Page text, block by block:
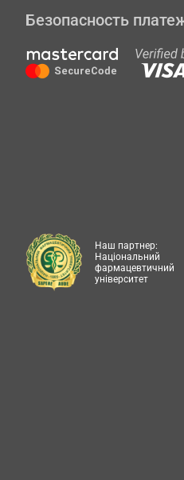
Безопасность
Наш партнер:
Національний
фармацевтичний
університет